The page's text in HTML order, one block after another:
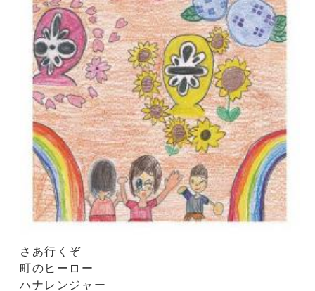
さあ行くぞ
町のヒーロー
ハナレンジャー